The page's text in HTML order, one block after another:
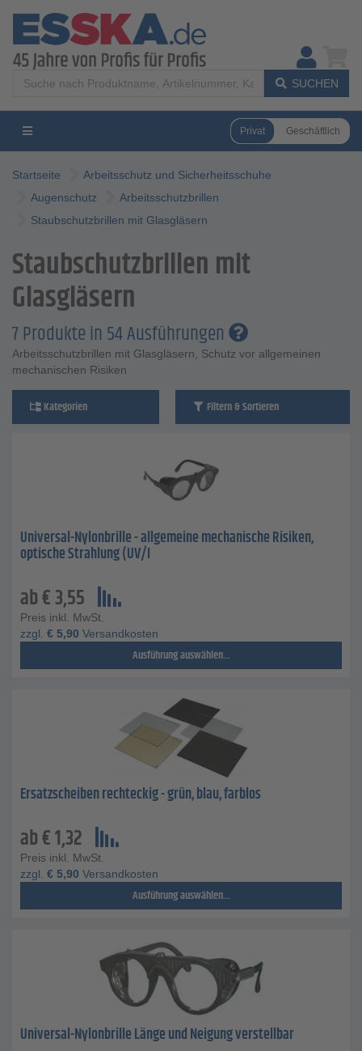
SUCHEN
Privat Geschäftlich
Startseite
Arbeitsschutz und Sicherheitsschuhe
Augenschutz
Arbeitsschutzbrillen
Staubschutzbrillen mit Glasgläsern
Staubschutzbrillen mit
Glasgläsern
7 Produkte in 54 Ausführungen
Arbeitsschutzbrillen mit Glasgläsern, Schutz vor allgemeinen
mechanischen Risiken
Kategorien Filtern & Sortieren
Universal-Nylonbrille - allgemeine mechanische Risiken,
optische Strahlung (UV/I
ab€3,55
Preis inkl. MwSt.
zzgl. € 5,90 Versandkosten
Ausführung auswählen...
Ersatzscheiben rechteckig - grün, blau, farblos
ab€1,32
Preis inkl. MwSt.
zzgl. € 5,90 Versandkosten
Ausführung auswählen...
Universal-Nylonbrille Länge und Neigung verstellbar